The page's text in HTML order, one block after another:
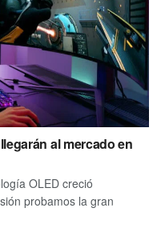
al mercado en
OLED creció
probamos la gran